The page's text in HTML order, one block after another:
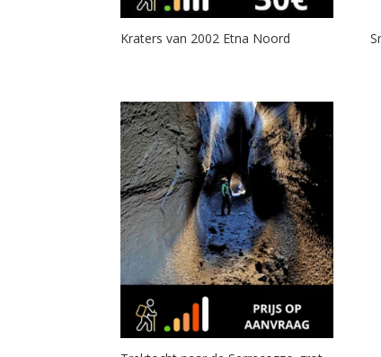
Kraters van 2002 Etna Noord